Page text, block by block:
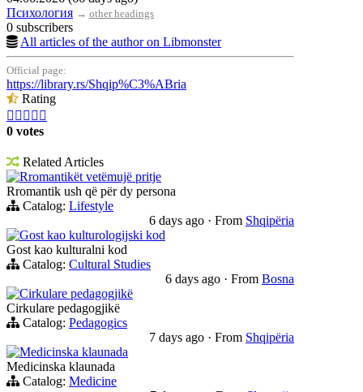
Психология → other headings
0 subscribers
All articles of the author on Libmonster
Official page:
https://library.rs/Shqip%C3%ABria
Rating
    
0 votes
Related Articles
Rromantikët vetëmujë pritje
Rromantik ush që për dy persona
Catalog: Lifestyle
6 days ago · From Shqipëria
Gost kao kulturologijski kod
Gost kao kulturalni kod
Catalog: Cultural Studies
6 days ago · From Bosna
Cirkulare pedagogjikë
Cirkulare pedagogjikë
Catalog: Pedagogics
7 days ago · From Shqipëria
Medicinska klaunada
Medicinska klaunada
Catalog: Medicine